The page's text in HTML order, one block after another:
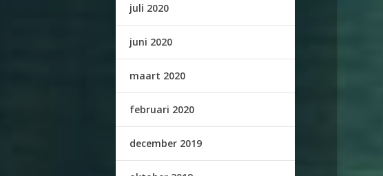
juli 2020
juni 2020
maart 2020
februari 2020
december 2019